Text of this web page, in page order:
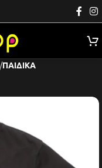
ΠΑΙΔΙΚΑ